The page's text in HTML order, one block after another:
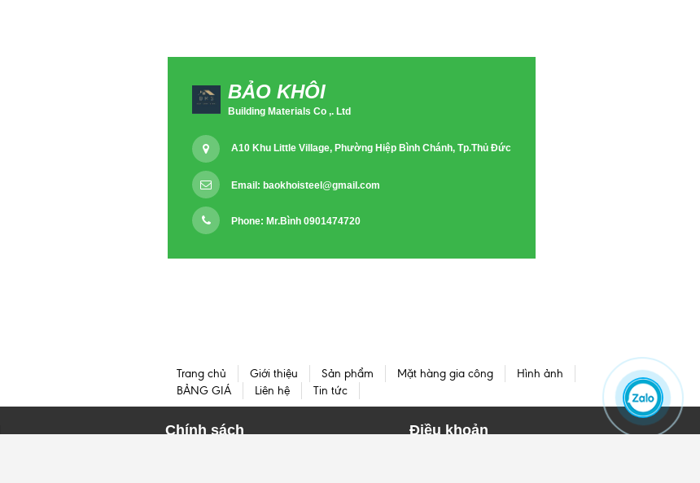
BẢO KHÔI
Building Materials Co ,. Ltd
A10 Khu Little Village, Phường Hiệp Bình Chánh, Tp.Thủ Đức
Email:baokhoisteel@gmail.com
Phone: Mr.Bình 0901474720
Trang chủ Giới thiệu Sản phẩm Mặt hàng gia công
Hình ảnh
BẢNG GIÁ
Liên hệ Tin tức
Chính sách Điều khoản